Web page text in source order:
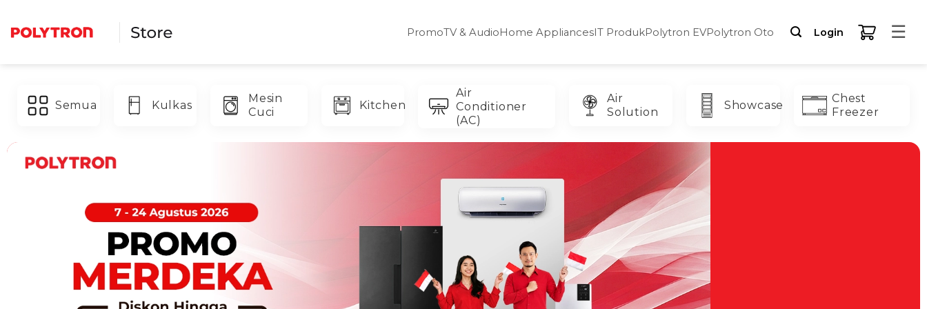
content
PromoTV & AudioHome AppliancesIT ProdukPolytron EVPolytron Oto Login ☰
Semua Kulkas
Mesin
Cuci
Kitchen
Air
Conditioner
(AC)
Air
Solution
Showcase
Chest
Freezer